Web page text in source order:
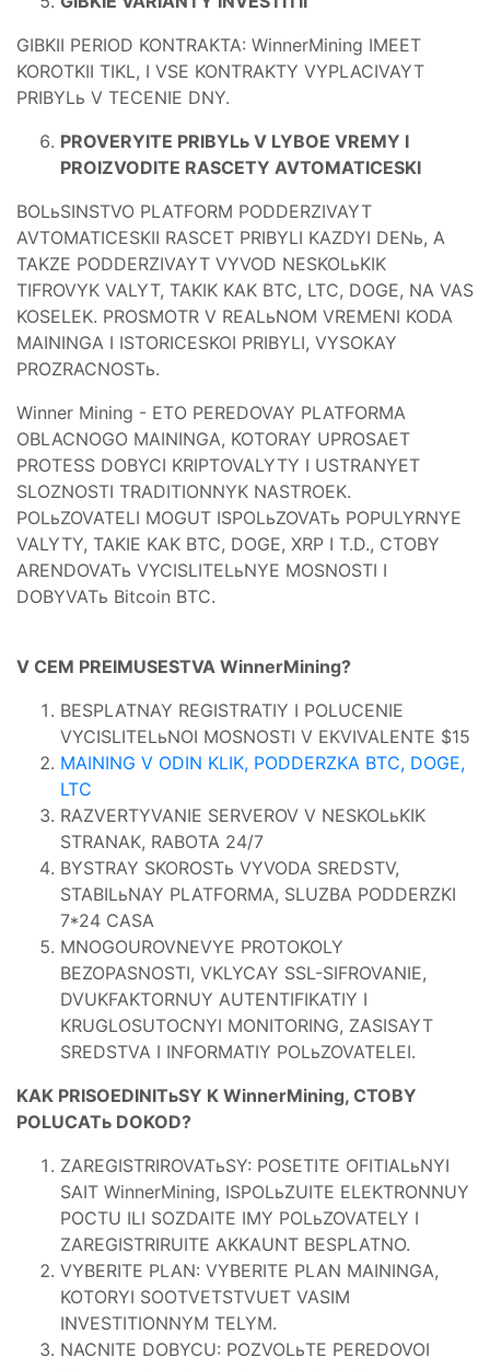
GIBKII PERIOD KONTRAKTA: WinnerMining IMEET
KOROTKII TIKL, I VSE KONTRAKTY VYPLACIVAYT
PRIBYLь V TECENIE DNY.
PROVERYITE PRIBYLь V LYBOE VREMY I
PROIZVODITE RASCETY AVTOMATICESKI
BOLьSINSTVO PLATFORM PODDERZIVAYT
AVTOMATICESKII RASCET PRIBYLI KAZDYI DENь, A
TAKZE PODDERZIVAYT VYVOD NESKOLьKIK
TIFROVYK VALYT, TAKIK KAK BTC, LTC, DOGE, NA VAS
KOSELEK. PROSMOTR V REALьNOM VREMENI KODA
MAININGA I ISTORICESKOI PRIBYLI, VYSOKAY
PROZRACNOSTь.
Winner Mining - ETO PEREDOVAY PLATFORMA
OBLACNOGO MAININGA, KOTORAY UPROSAET
PROTESS DOBYCI KRIPTOVALYTY I USTRANYET
SLOZNOSTI TRADITIONNYK NASTROEK.
POLьZOVATELI MOGUT ISPOLьZOVATь POPULYRNYE
VALYTY, TAKIE KAK BTC, DOGE, XRP I T.D., CTOBY
ARENDOVATь VYCISLITELьNYE MOSNOSTI I
DOBYVATь Bitcoin BTC.
V CEM PREIMUSESTVA WinnerMining?
BESPLATNAY REGISTRATIY I POLUCENIE
VYCISLITELьNOI MOSNOSTI V EKVIVALENTE $15
MAINING V ODIN KLIK, PODDERZKA BTC, DOGE,
LTC
RAZVERTYVANIE SERVEROV V NESKOLьKIK
STRANAK, RABOTA 24/7
BYSTRAY SKOROSTь VYVODA SREDSTV,
STABILьNAY PLATFORMA, SLUZBA PODDERZKI
7*24 CASA
MNOGOUROVNEVYE PROTOKOLY
BEZOPASNOSTI, VKLYCAY SSL-SIFROVANIE,
DVUKFAKTORNUY AUTENTIFIKATIY I
KRUGLOSUTOCNYI MONITORING, ZASISAYT
SREDSTVA I INFORMATIY POLьZOVATELEI.
KAK PRISOEDINITьSY K WinnerMining, CTOBY
POLUCATь DOKOD?
ZAREGISTRIROVATьSY: POSETITE OFITIALьNYI
SAIT WinnerMining, ISPOLьZUITE ELEKTRONNUY
POCTU ILI SOZDAITE IMY POLьZOVATELY I
ZAREGISTRIRUITE AKKAUNT BESPLATNO.
VYBERITE PLAN: VYBERITE PLAN MAININGA,
KOTORYI SOOTVETSTVUET VASIM
INVESTITIONNYM TELYM.
NACNITE DOBYCU: POZVOLьTE PEREDOVOI